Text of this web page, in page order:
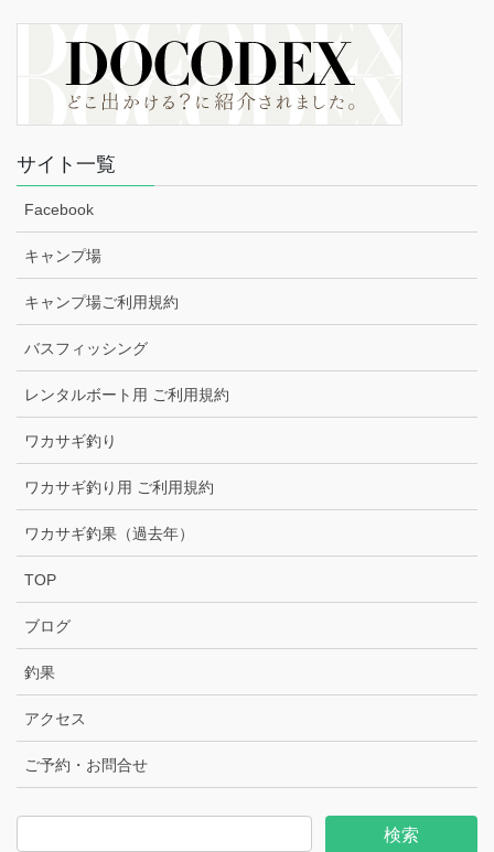
サイト一覧
Facebook
キャンプ場
キャンプ場ご利用規約
バスフィッシング
レンタルボート用 ご利用規約
ワカサギ釣り
ワカサギ釣り用 ご利用規約
ワカサギ釣果（過去年）
TOP
ブログ
釣果
アクセス
ご予約・お問合せ